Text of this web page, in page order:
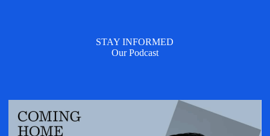
STAY INFORMED
Our Podcast